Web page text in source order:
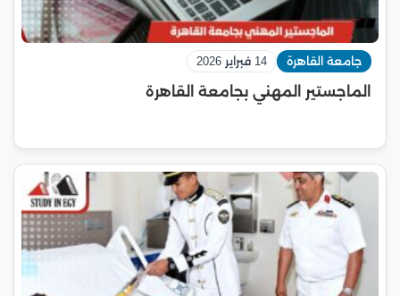
جامعة القاهرة 14 فبراير 2026
الماجستير المهني بجامعة القاهرة